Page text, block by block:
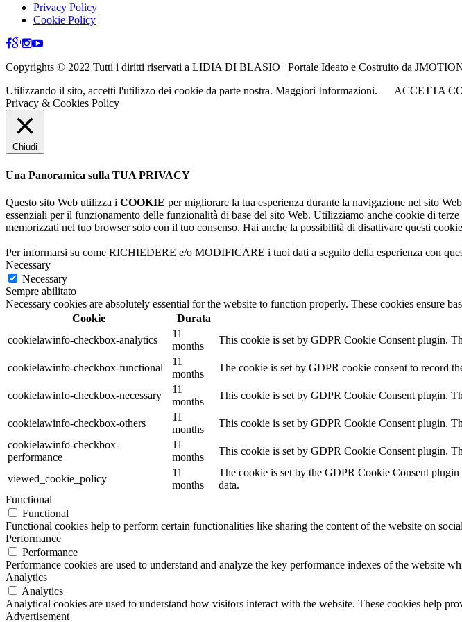
Privacy Policy
Cookie Policy
Copyrights © 2022 Tutti i diritti riservati a LIDIA DI BLASIO | Portale Ideato e Costruito da
Utilizzando il sito, accetti l'utilizzo dei cookie da parte nostra. Maggiori Informazioni.
ACCETTA
Privacy & Cookies Policy
Chiudi
Una Panoramica sulla TUA PRIVACY
Questo sito Web utilizza i COOKIE per migliorare la tua esperienza durante la navigazione nel sito
essenziali per il funzionamento delle funzionalità di base del sito Web. Utilizziamo anche cookie di
memorizzati nel tuo browser solo con il tuo consenso. Hai anche la possibilità di disattivare questi
Per informarsi su come RICHIEDERE e/o MODIFICARE i tuoi dati a seguito della esperienza con
Necessary
Necessary
Sempre abilitato
Necessary cookies are absolutely essential for the website to function properly. These cookies ensure
Cookie
Durata
cookielawinfo-checkbox-analytics
11
months
This cookie is set by GDPR Cookie Consent plugin.
cookielawinfo-checkbox-functional
11
months
The cookie is set by GDPR cookie consent to record
cookielawinfo-checkbox-necessary
11
months
This cookie is set by GDPR Cookie Consent plugin.
cookielawinfo-checkbox-others
11
months
This cookie is set by GDPR Cookie Consent plugin.
cookielawinfo-checkbox-
performance
11
months
This cookie is set by GDPR Cookie Consent plugin.
viewed_cookie_policy
11
months
The cookie is set by the GDPR Cookie Consent plugin
data.
Functional
Functional
Functional cookies help to perform certain functionalities like sharing the content of the website on
Performance
Performance
Performance cookies are used to understand and analyze the key performance indexes of the website
Analytics
Analytics
Analytical cookies are used to understand how visitors interact with the website. These cookies help
Advertisement